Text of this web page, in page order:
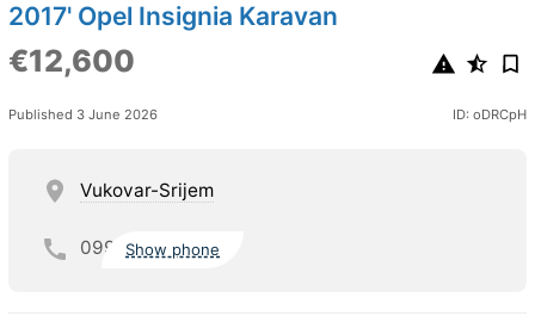
2017' Opel Insignia Karavan
€12,600
Published 3 June 2026 ID: oDRCpH
Vukovar-Srijem
099 Show phone